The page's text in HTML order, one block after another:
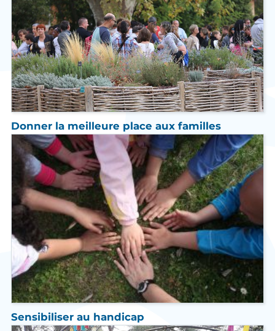
Donner la meilleure place aux familles
Sensibiliser au handicap